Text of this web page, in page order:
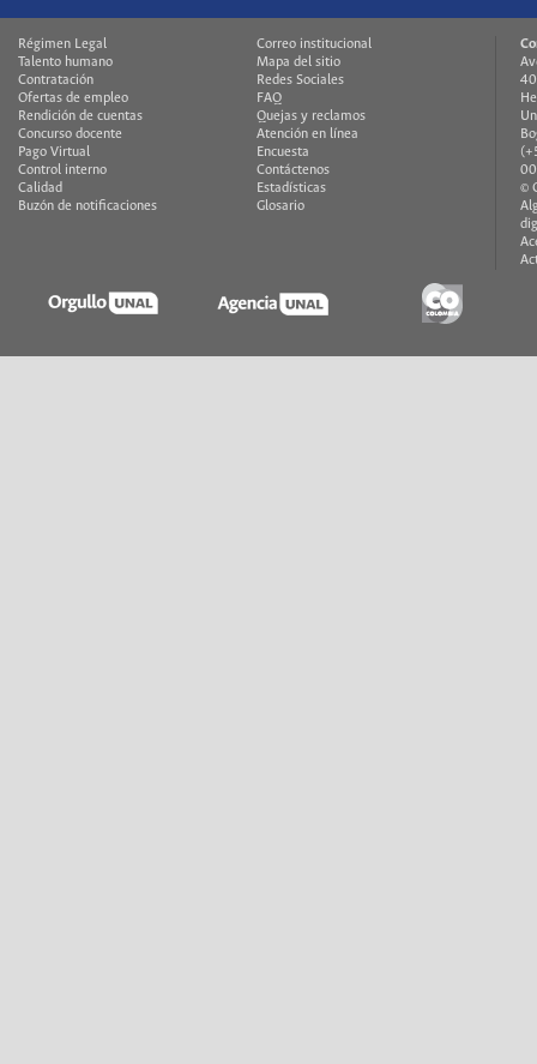
Régimen Legal
Talento humano
Contratación
Ofertas de empleo
Rendición de cuentas
Concurso docente
Pago Virtual
Control interno
Calidad
Buzón de notificaciones
Correo institucional
Mapa del sitio
Redes Sociales
FAQ
Quejas y reclamos
Atención en línea
Encuesta
Contáctenos
Estadísticas
Glosario
©